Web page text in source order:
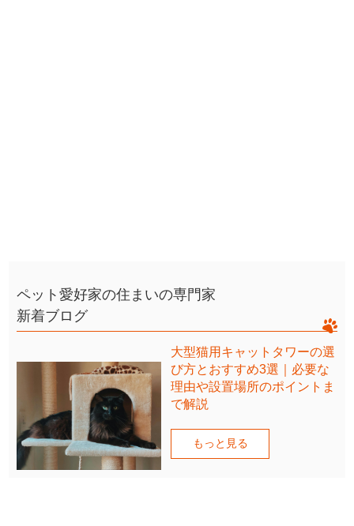
ペット愛好家の住まいの専門家
新着ブログ
大型猫用キャットタワーの選
び方とおすすめ3選｜必要な
理由や設置場所のポイントま
で解説
もっと見る